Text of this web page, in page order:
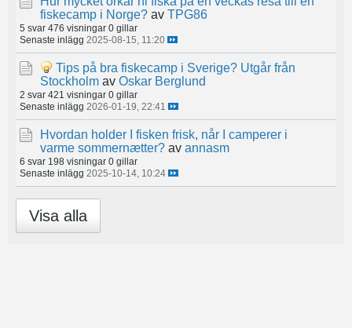
fiskecamp i Norge? av TPG86
5 svar 476 visningar 0 gillar
Senaste inlägg 2025-08-15, 11:20
Tips på bra fiskecamp i Sverige? Utgår från
Stockholm av Oskar Berglund
2 svar 421 visningar 0 gillar
Senaste inlägg 2026-01-19, 22:41
Hvordan holder I fisken frisk, når I camperer i
varme sommernætter? av annasm
6 svar 198 visningar 0 gillar
Senaste inlägg 2025-10-14, 10:24
Visa alla